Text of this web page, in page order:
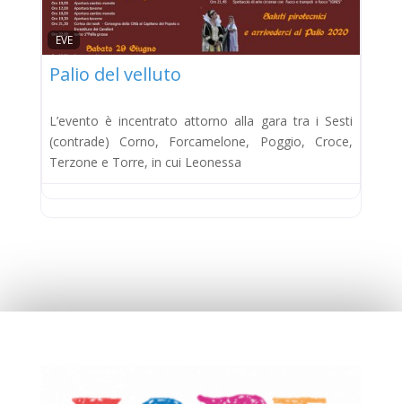
EVE
Palio del velluto
L’evento è incentrato attorno alla gara tra i Sesti
(contrade) Corno, Forcamelone, Poggio, Croce,
Terzone e Torre, in cui Leonessa